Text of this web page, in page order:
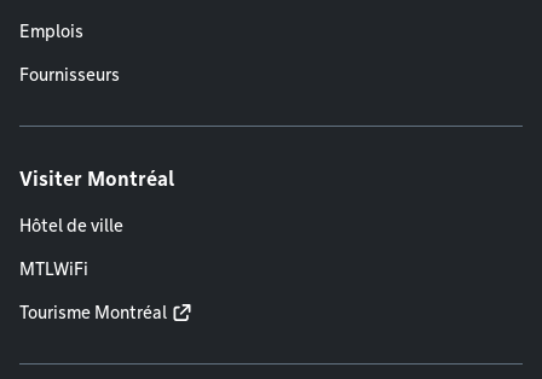
Emplois
Fournisseurs
Visiter Montréal
Hôtel de ville
MTLWiFi
Tourisme Montréal